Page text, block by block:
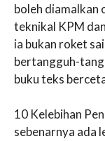
boleh diamalkan
teknikal KPM
ia bukan roket
bertangguh-
buku teks
10 Kelebihan
sebenarnya ada